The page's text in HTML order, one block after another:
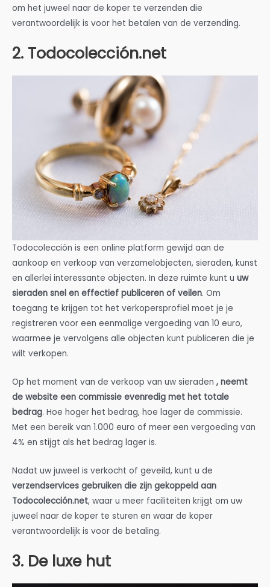
om het juweel naar de koper te verzenden die
verantwoordelijk is voor het betalen van de verzending.
2. Todocolección.net
Todocolección is een online platform gewijd aan de
aankoop en verkoop van verzamelobjecten, sieraden, kunst
en allerlei interessante objecten. In deze ruimte kunt u uw
sieraden snel en effectief publiceren of veilen. Om
toegang te krijgen tot het verkopersprofiel moet je je
registreren voor een eenmalige vergoeding van 10 euro,
waarmee je vervolgens alle objecten kunt publiceren die je
wilt verkopen.
Op het moment van de verkoop van uw sieraden , neemt
de website een commissie evenredig met het totale
bedrag. Hoe hoger het bedrag, hoe lager de commissie.
Met een bereik van 1.000 euro of meer een vergoeding van
4% en stijgt als het bedrag lager is.
Nadat uw juweel is verkocht of geveild, kunt u de
verzendservices gebruiken die zijn gekoppeld aan
Todocolección.net, waar u meer faciliteiten krijgt om uw
juweel naar de koper te sturen en waar de koper
verantwoordelijk is voor de betaling.
3. De luxe hut